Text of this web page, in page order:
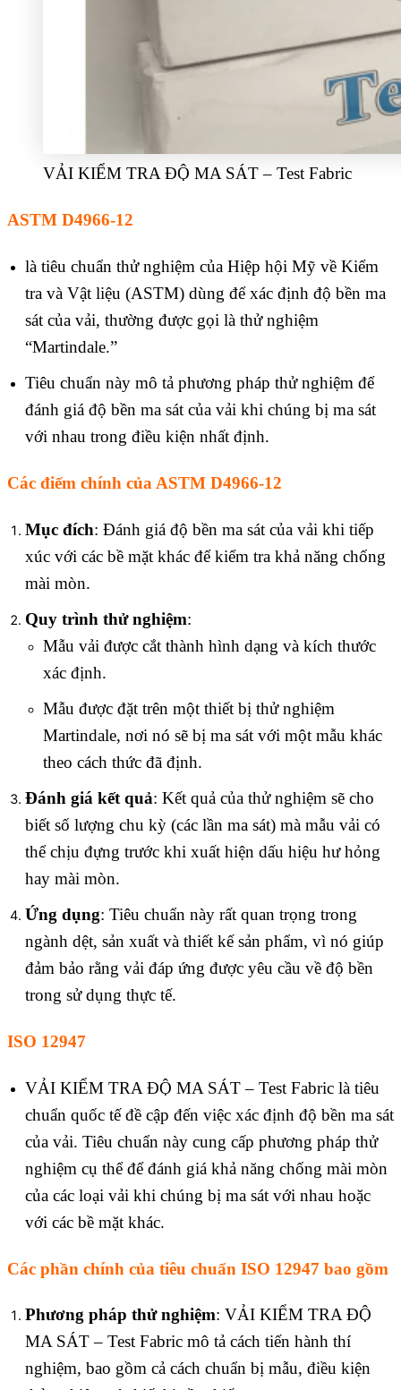
VẢI KIỂM TRA ĐỘ MA SÁT – Test Fabric
ASTM D4966-12
là tiêu chuẩn thử nghiệm của Hiệp hội Mỹ về Kiểm
tra và Vật liệu (ASTM) dùng để xác định độ bền ma
sát của vải, thường được gọi là thử nghiệm
“Martindale.”
Tiêu chuẩn này mô tả phương pháp thử nghiệm để
đánh giá độ bền ma sát của vải khi chúng bị ma sát
với nhau trong điều kiện nhất định.
Các điểm chính của ASTM D4966-12
Mục đích: Đánh giá độ bền ma sát của vải khi tiếp
xúc với các bề mặt khác để kiểm tra khả năng chống
mài mòn.
Quy trình thử nghiệm:
Mẫu vải được cắt thành hình dạng và kích thước
xác định.
Mẫu được đặt trên một thiết bị thử nghiệm
Martindale, nơi nó sẽ bị ma sát với một mẫu khác
theo cách thức đã định.
Đánh giá kết quả: Kết quả của thử nghiệm sẽ cho
biết số lượng chu kỳ (các lần ma sát) mà mẫu vải có
thể chịu đựng trước khi xuất hiện dấu hiệu hư hỏng
hay mài mòn.
Ứng dụng: Tiêu chuẩn này rất quan trọng trong
ngành dệt, sản xuất và thiết kế sản phẩm, vì nó giúp
đảm bảo rằng vải đáp ứng được yêu cầu về độ bền
trong sử dụng thực tế.
ISO 12947
VẢI KIỂM TRA ĐỘ MA SÁT – Test Fabric là tiêu
chuẩn quốc tế đề cập đến việc xác định độ bền ma sát
của vải. Tiêu chuẩn này cung cấp phương pháp thử
nghiệm cụ thể để đánh giá khả năng chống mài mòn
của các loại vải khi chúng bị ma sát với nhau hoặc
với các bề mặt khác.
Các phần chính của tiêu chuẩn ISO 12947 bao gồm
Phương pháp thử nghiệm: VẢI KIỂM TRA ĐỘ
MA SÁT – Test Fabric mô tả cách tiến hành thí
nghiệm, bao gồm cả cách chuẩn bị mẫu, điều kiện